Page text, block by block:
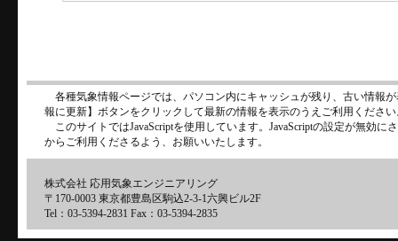
各種気象情報ページでは、パソコン内にキャッシュが残り、古い情報
報に更新】ボタンをクリックして最新の情報を表示のうえご利用くださ
このサイトではJavaScriptを使用しています。JavaScriptの設定が無効
からご利用くださるよう、お願いいたします。
株式会社 応用気象エンジニアリング
〒170-0003 東京都豊島区駒込2-3-1六興ビル2F
Tel：03-5394-2831 Fax：03-5394-2835